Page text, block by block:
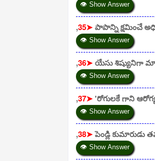
👁 Show Answer
,35➤పాపాన్ని క్షమించే
👁 Show Answer
,36➤యేసు శిష్యునిగా
👁 Show Answer
,37➤'రోగులకే గాని
👁 Show Answer
,38➤పెండ్లి కుమారుడు
👁 Show Answer